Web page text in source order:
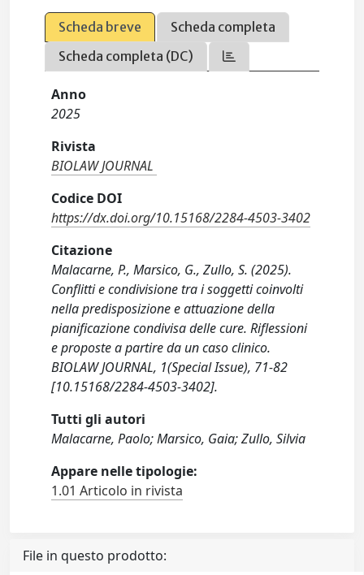
Scheda breve
Scheda completa
Scheda completa (DC)
Anno
2025
Rivista
BIOLAW JOURNAL
Codice DOI
https://dx.doi.org/10.15168/2284-4503-3402
Citazione
Malacarne, P., Marsico, G., Zullo, S. (2025).
Conflitti e condivisione tra i soggetti coinvolti
nella predisposizione e attuazione della
pianificazione condivisa delle cure. Riflessioni
e proposte a partire da un caso clinico.
BIOLAW JOURNAL, 1(Special Issue), 71-82
[10.15168/2284-4503-3402].
Tutti gli autori
Malacarne, Paolo; Marsico, Gaia; Zullo, Silvia
Appare nelle tipologie:
1.01 Articolo in rivista
File in questo prodotto: